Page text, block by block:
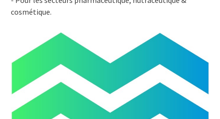
cosmétique.